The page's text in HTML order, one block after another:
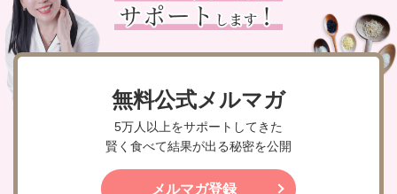
無料公式メルマガ
5万人以上をサポートしてきた
賢く食べて結果が出る秘密を公開
メルマガ登録